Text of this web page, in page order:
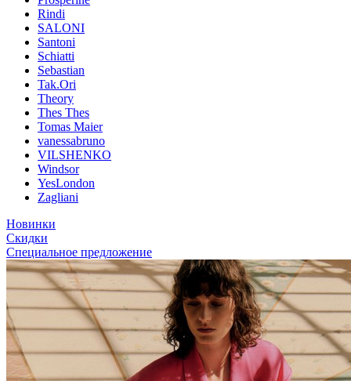
Rindi
SALONI
Santoni
Schiatti
Sebastian
Tak.Ori
Theory
Thes Thes
Tomas Maier
vanessabruno
VILSHENKO
Windsor
YesLondon
Zagliani
Новинки
Скидки
Специальное предложение